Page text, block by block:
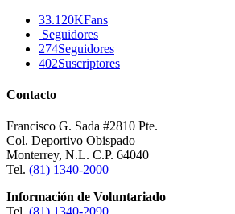
33.120KFans
Seguidores
274Seguidores
402Suscriptores
Contacto
Francisco G. Sada #2810 Pte.
Col. Deportivo Obispado
Monterrey, N.L. C.P. 64040
Tel. (81) 1340-2000
Información de Voluntariado